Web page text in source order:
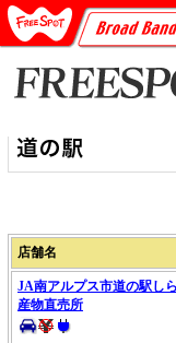
店舗名
JA南アルプス市道の駅し
産物直売所